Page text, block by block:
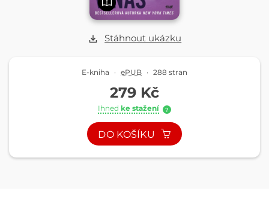
Stáhnout ukázku
E-kniha · ePUB · 288 stran
279 Kč
Ihned ke stažení ?
DO KOŠÍKU